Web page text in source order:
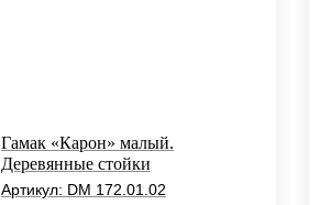
Гамак «Карон» малый.
Деревянные стойки
Артикул: DM 172.01.02